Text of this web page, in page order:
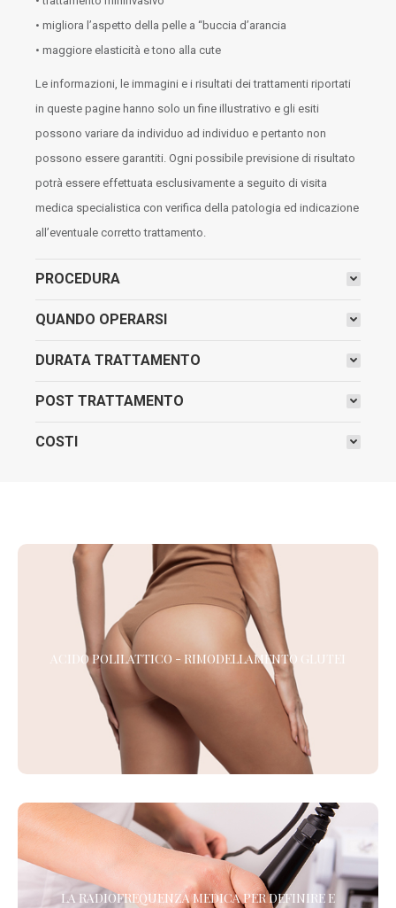
• migliora l’aspetto della pelle a “buccia d’arancia
• maggiore elasticità e tono alla cute
Le informazioni, le immagini e i risultati dei trattamenti riportati
in queste pagine hanno solo un fine illustrativo e gli esiti
possono variare da individuo ad individuo e pertanto non
possono essere garantiti. Ogni possibile previsione di risultato
potrà essere effettuata esclusivamente a seguito di visita
medica specialistica con verifica della patologia ed indicazione
all’eventuale corretto trattamento.
PROCEDURA
QUANDO OPERARSI
DURATA TRATTAMENTO
POST TRATTAMENTO
COSTI
ACIDO POLILATTICO - RIMODELLAMENTO GLUTEI
ACIDO POLILATTICO - RIMODELLAMENTO GLUTEI
Acido polilattico glutei:
rassoda, compatta e ridefinisce la
forma con un trattamento naturale, progressivo e non invasivo.
LA RADIOFREQUENZA MEDICA PER DEFINIRE E
LA RADIOFREQUENZA MEDICA PER DEFINIRE E
TONIFICARE